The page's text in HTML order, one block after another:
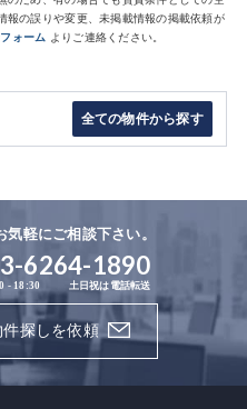
の誤りや変更、未掲載情報の掲載依頼が
ォーム よりご連絡ください。
全ての物件から探す
軽にご相談下さい。
6264-1890
- 18:30 土日祝は電話転送
件探しを依頼